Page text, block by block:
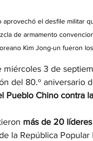
aprovechó el desfile militar
de armamento
Kim Jong-un fueron
miércoles 3 de
del 80.º aniversario
Pueblo Chino contra
más de 20
la República Popular